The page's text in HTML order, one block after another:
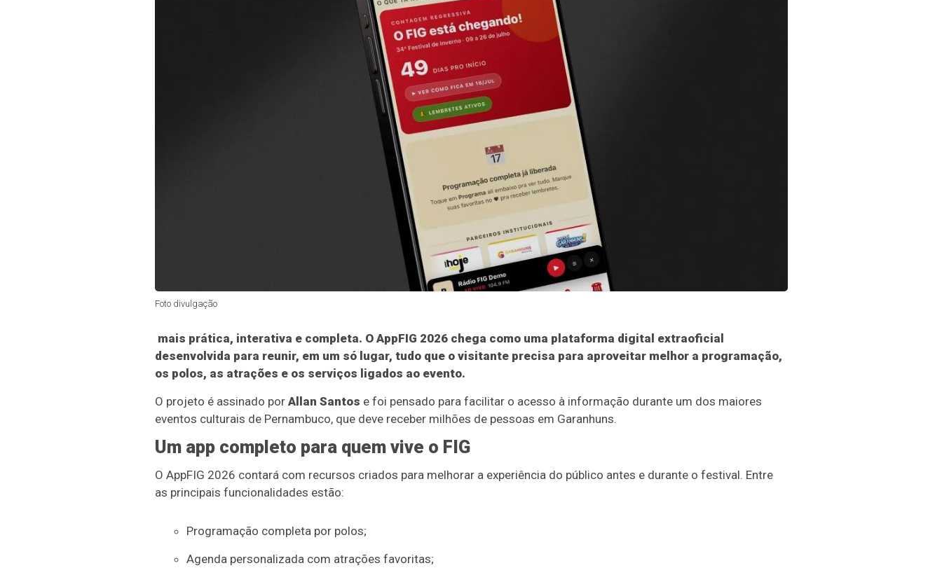
Foto divulgação
mais prática, interativa e completa. O AppFIG 2026 chega como uma plataforma digital extraoficial
desenvolvida para reunir, em um só lugar, tudo que o visitante precisa para aproveitar melhor a programação,
os polos, as atrações e os serviços ligados ao evento.
O projeto é assinado por Allan Santos e foi pensado para facilitar o acesso à informação durante um dos maiores
eventos culturais de Pernambuco, que deve receber milhões de pessoas em Garanhuns.
Um app completo para quem vive o FIG
O AppFIG 2026 contará com recursos criados para melhorar a experiência do público antes e durante o festival. Entre
as principais funcionalidades estão:
Programação completa por polos;
Agenda personalizada com atrações favoritas;